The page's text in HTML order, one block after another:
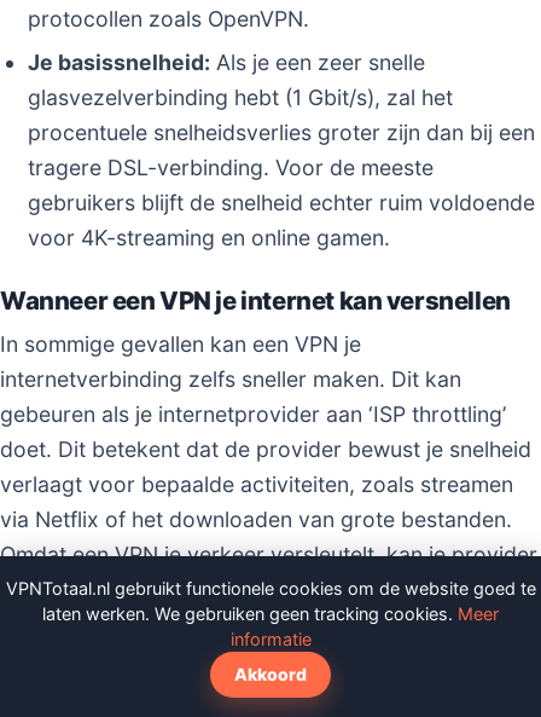
protocollen zoals OpenVPN.
Je basissnelheid: Als je een zeer snelle
glasvezelverbinding hebt (1 Gbit/s), zal het
procentuele snelheidsverlies groter zijn dan bij een
tragere DSL-verbinding. Voor de meeste
gebruikers blijft de snelheid echter ruim voldoende
voor 4K-streaming en online gamen.
Wanneer een VPN je internet kan versnellen
In sommige gevallen kan een VPN je
internetverbinding zelfs sneller maken. Dit kan
gebeuren als je internetprovider aan ‘ISP throttling’
doet. Dit betekent dat de provider bewust je snelheid
verlaagt voor bepaalde activiteiten, zoals streamen
via Netflix of het downloaden van grote bestanden.
Omdat een VPN je verkeer versleutelt, kan je provider
niet meer zien wat je doet en kan het je snelheid dus
ook niet afknijpen. Je omzeilt hiermee de kunstmatige
snelheidslimiet van je provider.
VPNTotaal.nl gebruikt functionele cookies om de website goed te
laten werken. We gebruiken geen tracking cookies. Meer
informatie
Akkoord